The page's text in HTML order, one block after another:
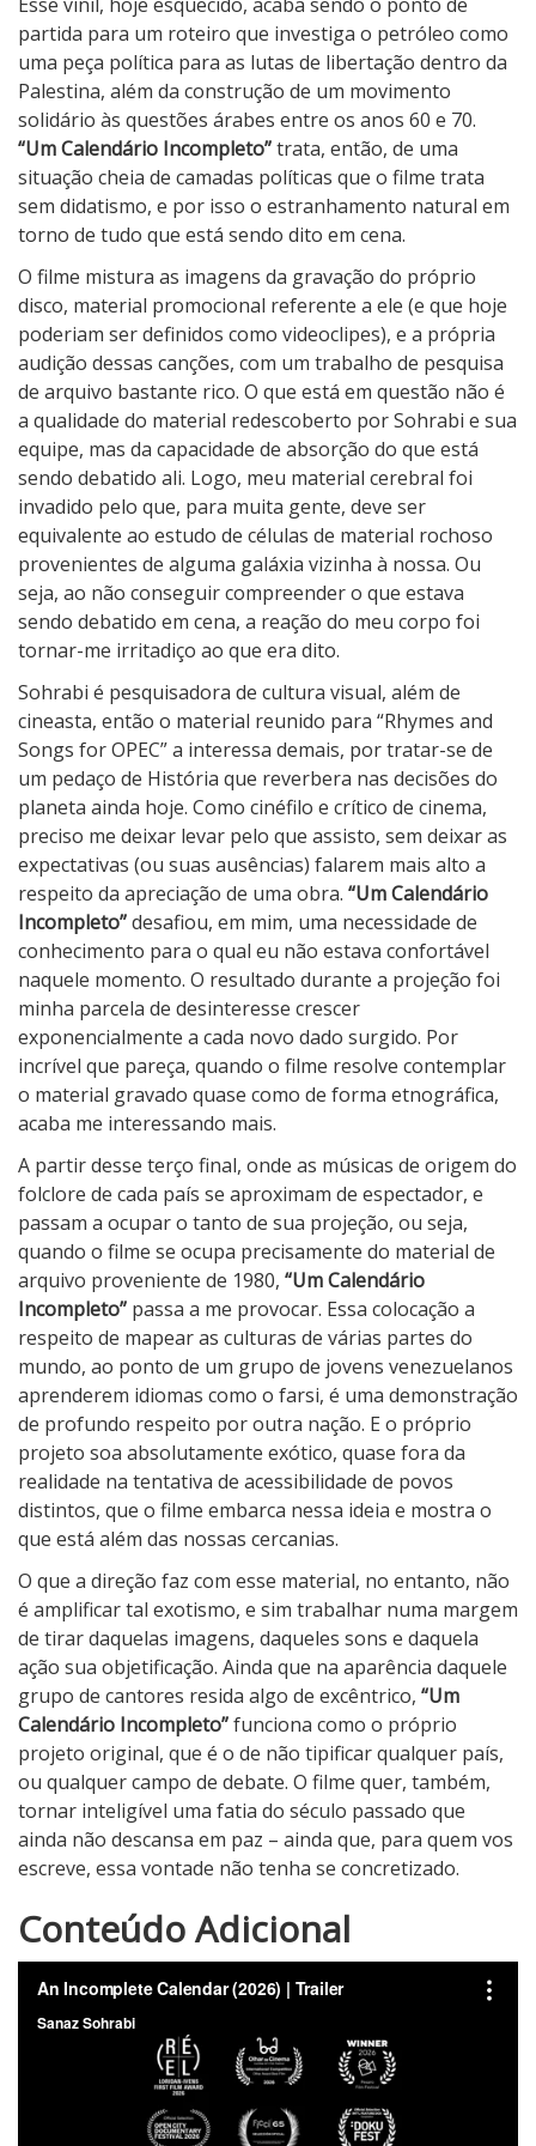
partida para um roteiro que investiga o petróleo como
uma peça política para as lutas de libertação dentro da
Palestina, além da construção de um movimento
solidário às questões árabes entre os anos 60 e 70.
“Um Calendário Incompleto”trata, então, de uma
situação cheia de camadas políticas que o filme trata
sem didatismo, e por isso o estranhamento natural em
torno de tudo que está sendo dito em cena.
O filme mistura as imagens da gravação do próprio
disco, material promocional referente a ele (e que hoje
poderiam ser definidos como videoclipes), e a própria
audição dessas canções, com um trabalho de pesquisa
de arquivo bastante rico. O que está em questão não é
a qualidade do material redescoberto por Sohrabi e sua
equipe, mas da capacidade de absorção do que está
sendo debatido ali. Logo, meu material cerebral foi
invadido pelo que, para muita gente, deve ser
equivalente ao estudo de células de material rochoso
provenientes de alguma galáxia vizinha à nossa. Ou
seja, ao não conseguir compreender o que estava
sendo debatido em cena, a reação do meu corpo foi
tornar-me irritadiço ao que era dito.
Sohrabi é pesquisadora de cultura visual, além de
cineasta, então o material reunido para “Rhymes and
Songs for OPEC” a interessa demais, por tratar-se de
um pedaço de História que reverbera nas decisões do
planeta ainda hoje. Como cinéfilo e crítico de cinema,
preciso me deixar levar pelo que assisto, sem deixar as
expectativas (ou suas ausências) falarem mais alto a
respeito da apreciação de uma obra. “Um Calendário
Incompleto”desafiou, em mim, uma necessidade de
conhecimento para o qual eu não estava confortável
naquele momento. O resultado durante a projeção foi
minha parcela de desinteresse crescer
exponencialmente a cada novo dado surgido. Por
incrível que pareça, quando o filme resolve contemplar
o material gravado quase como de forma etnográfica,
acaba me interessando mais.
A partir desse terço final, onde as músicas de origem do
folclore de cada país se aproximam de espectador, e
passam a ocupar o tanto de sua projeção, ou seja,
quando o filme se ocupa precisamente do material de
arquivo proveniente de 1980, “Um Calendário
Incompleto” passa a me provocar. Essa colocação a
respeito de mapear as culturas de várias partes do
mundo, ao ponto de um grupo de jovens venezuelanos
aprenderem idiomas como o farsi, é uma demonstração
de profundo respeito por outra nação. E o próprio
projeto soa absolutamente exótico, quase fora da
realidade na tentativa de acessibilidade de povos
distintos, que o filme embarca nessa ideia e mostra o
que está além das nossas cercanias.
O que a direção faz com esse material, no entanto, não
é amplificar tal exotismo, e sim trabalhar numa margem
de tirar daquelas imagens, daqueles sons e daquela
ação sua objetificação. Ainda que na aparência daquele
grupo de cantores resida algo de excêntrico, “Um
Calendário Incompleto”funciona como o próprio
projeto original, que é o de não tipificar qualquer país,
ou qualquer campo de debate. O filme quer, também,
tornar inteligível uma fatia do século passado que
ainda não descansa em paz – ainda que, para quem vos
escreve, essa vontade não tenha se concretizado.
N
o
Conteúdo Adicional